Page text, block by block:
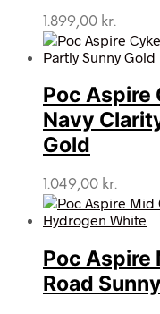
1.899,00 kr.
Poc Aspire
Navy
Gold
1.049,00 kr.
Poc Aspire
Road